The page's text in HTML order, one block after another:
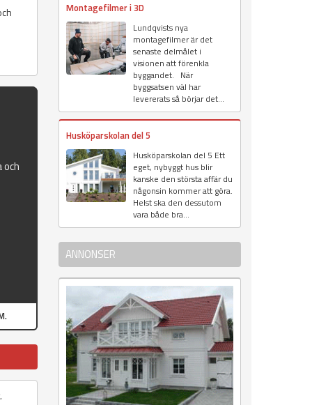
Montagefilmer i 3D
Lundqvists nya
montagefilmer är det
senaste delmålet i
visionen att förenkla
byggandet. När
byggsatsen väl har
levererats så börjar det...
Husköparskolan del 5
Husköparskolan del 5 Ett
eget, nybyggt hus blir
kanske den största affär du
någonsin kommer att göra.
Helst ska den dessutom
vara både bra...
ANNONSER